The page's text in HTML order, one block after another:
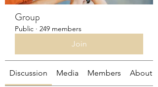
Group
Public · 249 members
Join
Discussion Media Members About